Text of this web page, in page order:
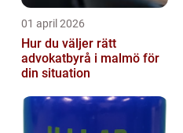
01 april 2026
Hur du väljer rätt
advokatbyrå i malmö för
din situation